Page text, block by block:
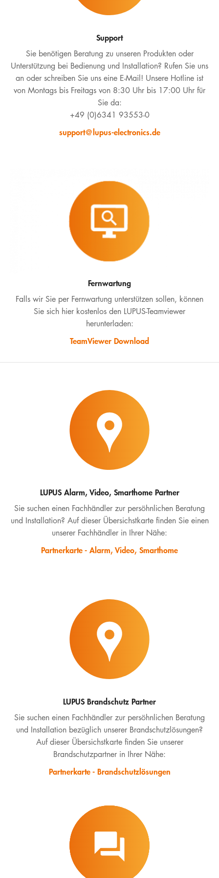
DEUTSCH
LUPUS | DOWNLOADS
BLOG
MÖGLICHKEITEN
VULNERABILITY DISCLOSURE
Support
Sie benötigen Beratung zu unseren Produkten oder
Unterstützung bei Bedienung und Installation? Rufen Sie uns
an oder schreiben Sie uns eine E-Mail! Unsere Hotline ist
von Montags bis Freitags von 8:30 Uhr bis 17:00 Uhr für
Sie da:
+49 (0)6341 93553-0
support@lupus-electronics.de
Fernwartung
Falls wir Sie per Fernwartung unterstützen sollen, können
Sie sich hier kostenlos den LUPUS-Teamviewer
herunterladen:
TeamViewer Download
LUPUS Alarm, Video, Smarthome Partner
Sie suchen einen Fachhändler zur persöhnlichen Beratung
und Installation? Auf dieser Übersichstkarte finden Sie einen
unserer Fachhändler in Ihrer Nähe:
Partnerkarte - Alarm, Video, Smarthome
LUPUS Brandschutz Partner
Sie suchen einen Fachhändler zur persöhnlichen Beratung
und Installation bezüglich unserer Brandschutzlösungen?
Auf dieser Übersichstkarte finden Sie unserer
Brandschutzpartner in Ihrer Nähe:
Partnerkarte - Brandschutzlösungen